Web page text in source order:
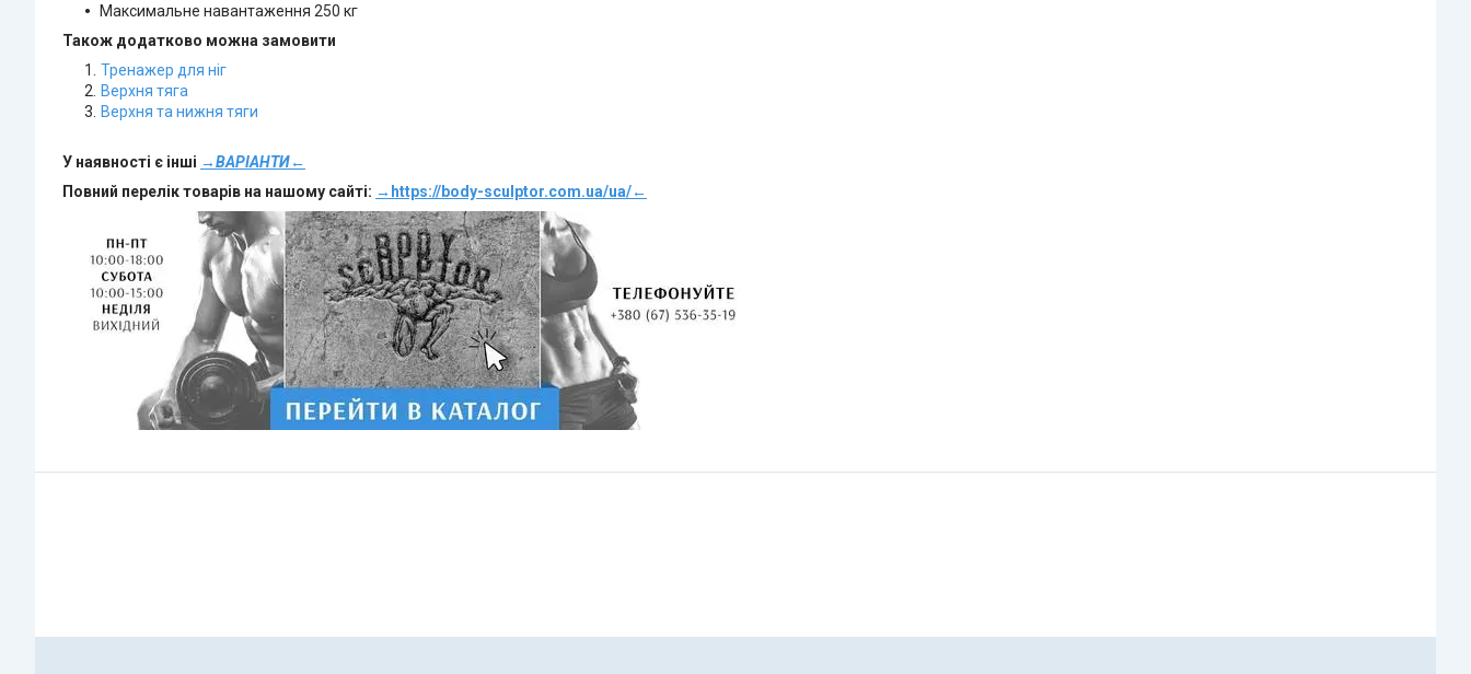
Максимальне навантаження 250 кг
Також додатково можна замовити
Тренажер для ніг
Верхня тяга
Верхня та нижня тяги
У наявності є інші →ВАРІАНТИ←
Повний перелік товарів на нашому сайті: → https://body-sculptor.com.ua/ua/←